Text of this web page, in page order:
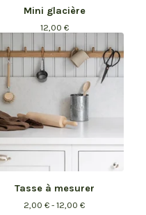
Mini glacière
12,00 €
Tasse à mesurer
2,00 € - 12,00 €